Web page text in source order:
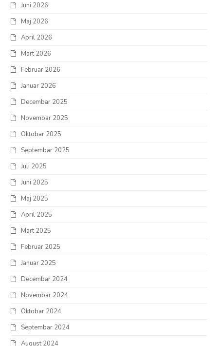
Juni 2026
Maj 2026
April 2026
Mart 2026
Februar 2026
Januar 2026
Decembar 2025
Novembar 2025
Oktobar 2025
Septembar 2025
Juli 2025
Juni 2025
Maj 2025
April 2025
Mart 2025
Februar 2025
Januar 2025
Decembar 2024
Novembar 2024
Oktobar 2024
Septembar 2024
August 2024